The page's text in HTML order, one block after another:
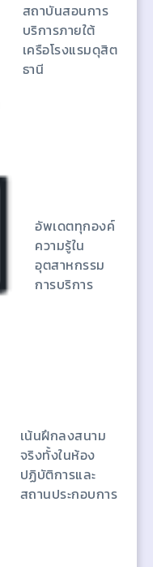
สถาบันสอนการ
บริการภายใต้
เครือโรงแรมดุสิต
ธานี
อัพเดตทุกองค์
ความรู้ใน
อุตสาหกรรม
การบริการ
เน้นฝึกลงสนาม
จริงทั้งในห้อง
ปฏิบัติการและ
สถานประกอบการ